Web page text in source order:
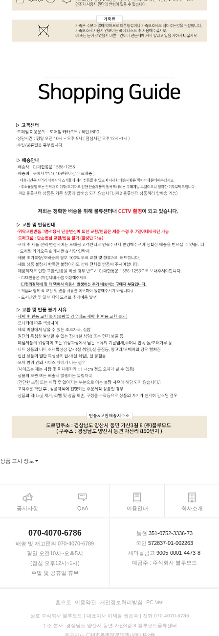
상품 고시 정보
공지사항 QnA 이용안내 회사소개
070-4070-6786
배송 및 재고문의 070-4070-6789
평일 오전10시~오후5시
(점심 오후12시~1시)
주말 및 공휴일 휴무
농협 351-0752-3336-73
국민 572837-01-002263
새마을금고 9005-0001-4473-8
예금주 : 주식회사 블루모드
홈으로 이용약관 개인정보처리방침 PC Ver.
상호 주식회사 블루모드 | 대표이사 이재동 권은숙 | 전화 070-4070-6786
주소 본사: 경상남도 양산시 동면 가산3길 8 블루모드물류센터